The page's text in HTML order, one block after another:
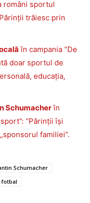
români sportul
trăiesc prin
în campania “De
doar sportul de
educația,
Schumacherîn
“Părinții își
familiei”.
Schumacher
fotbal